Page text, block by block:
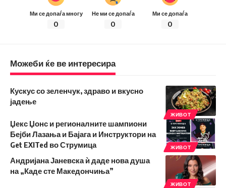
Ми се допаѓа многу
0
Не ми се допаѓа
0
Ми се допаѓа
0
Можеби ќе ве интересира
ЖИВОТ
Кускус со зеленчук, здраво и вкусно
јадење
ЖИВОТ
Џекс Џонс и регионалните шампиони
Бејби Лазања и Бајага и Инструктори на
Get EXITed во Струмица
ЖИВОТ
Андријана Јаневска ѝ даде нова душа
на „Каде сте Македончиња”